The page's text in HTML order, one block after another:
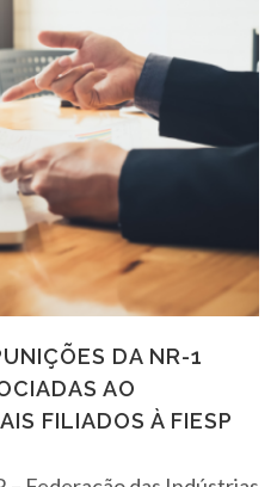
DA NR-1
AO
FILIADOS À FIESP